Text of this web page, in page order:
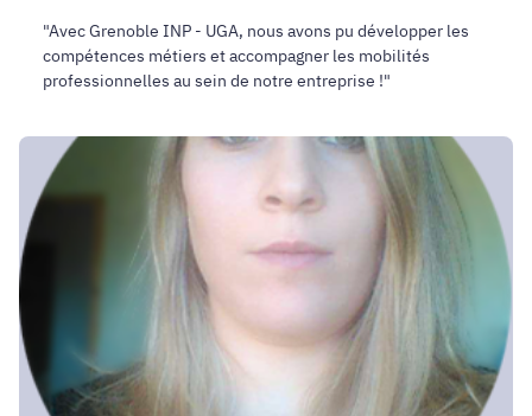
"Avec Grenoble INP - UGA, nous avons pu développer les
compétences métiers et accompagner les mobilités
professionnelles au sein de notre entreprise !"
Bienvenue
Héléna
Berruyer
!